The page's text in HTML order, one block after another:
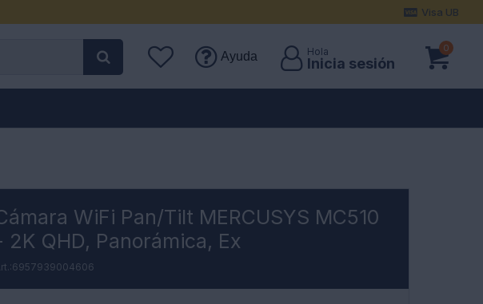
Ayuda
0
Visa UB
WiFi Pan/Tilt MERCUSYS MC510
2K QHD, Panorámica, Ex
6957939004606